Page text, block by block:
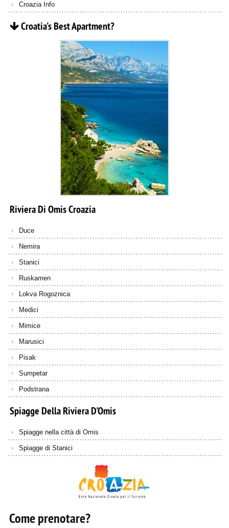
Croazia Info
Croatia'sBestApartment?
RivieraDiOmisCroazia
Duce
Nemira
Stanici
Ruskamen
Lokva Rogoznica
Medici
Mimice
Marusici
Pisak
Sumpetar
Podstrana
SpiaggeDellaRivieraD'Omis
Spiagge nella città di Omis
Spiagge di Stanici
Come prenotare?